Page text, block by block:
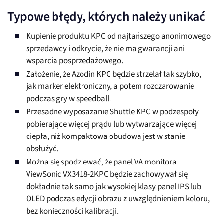
Typowe błędy, których należy unikać
Kupienie produktu KPC od najtańszego anonimowego
sprzedawcy i odkrycie, że nie ma gwarancji ani
wsparcia posprzedażowego.
Założenie, że Azodin KPC będzie strzelał tak szybko,
jak marker elektroniczny, a potem rozczarowanie
podczas gry w speedball.
Przesadne wyposażanie Shuttle KPC w podzespoły
pobierające więcej prądu lub wytwarzające więcej
ciepła, niż kompaktowa obudowa jest w stanie
obsłużyć.
Można się spodziewać, że panel VA monitora
ViewSonic VX3418-2KPC będzie zachowywał się
dokładnie tak samo jak wysokiej klasy panel IPS lub
OLED podczas edycji obrazu z uwzględnieniem koloru,
bez konieczności kalibracji.